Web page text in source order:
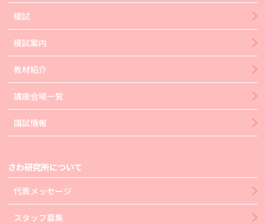
模試
模試案内
教材紹介
講座会場一覧
国試情報
さわ研究所について
代表メッセージ
スタッフ募集